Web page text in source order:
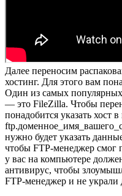
Далее переносим
хостинг. Для этого вам
Один из самых
— это FileZilla. Чтобы
понадобится указать хост в
нужно будет указать
чтобы FTP-менеджер смог
у вас на компьютере
антивирус, чтобы
FTP-менеджер и не украли